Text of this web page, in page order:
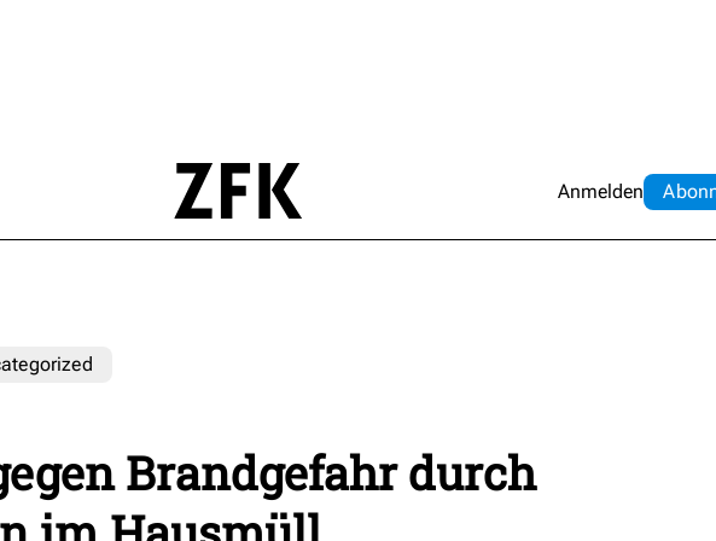
Anmelden Abo
Brandgefahr durch